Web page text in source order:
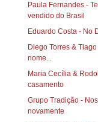
Paula Fernandes -
vendido do Brasil
Eduardo Costa - No
Diego Torres &
nome...
Maria Cecília &
casamento
Grupo Tradição -
novamente